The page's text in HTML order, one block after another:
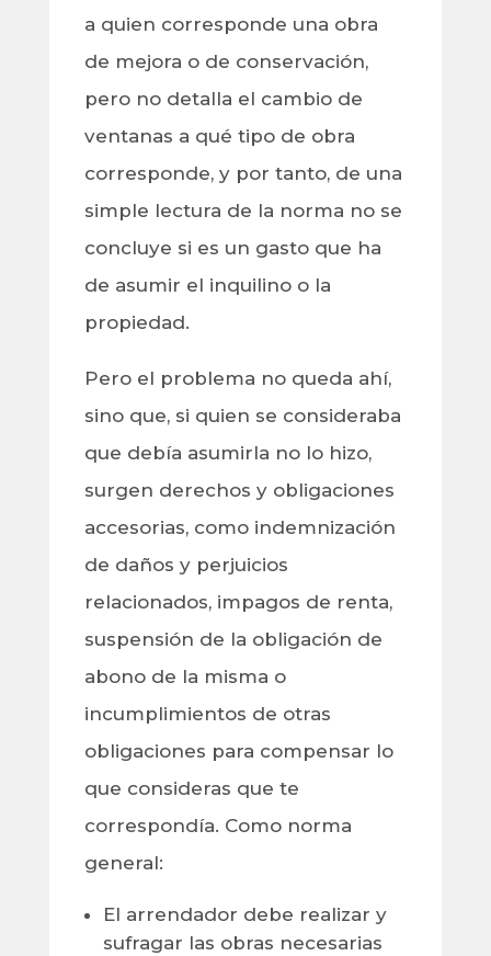
a quien corresponde una obra
de mejora o de conservación,
pero no detalla el cambio de
ventanas a qué tipo de obra
corresponde, y por tanto, de una
simple lectura de la norma no se
concluye si es un gasto que ha
de asumir el inquilino o la
propiedad.
Pero el problema no queda ahí,
sino que, si quien se consideraba
que debía asumirla no lo hizo,
surgen derechos y obligaciones
accesorias, como indemnización
de daños y perjuicios
relacionados, impagos de renta,
suspensión de la obligación de
abono de la misma o
incumplimientos de otras
obligaciones para compensar lo
que consideras que te
correspondía. Como norma
general:
El arrendador debe realizar y
sufragar las obras necesarias